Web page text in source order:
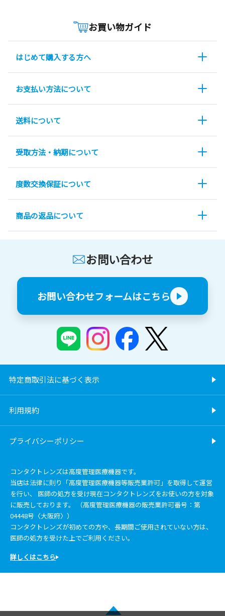
お買い物ガイド
はじめて購入する方へ
お支払い方法について
送料について
受取方法・納期について
度数交換保証について
商品の返品について
お問い合わせ
お問い合わせフォームはこちら
特定商取引法に基づく表示
利用規約
プライバシーポリシー
コンタクトレンズは高度管理医療機器です。
当店は法律に則り「高度管理医療機器等販売業許可」を取得して運営
を行い、 医師の処方を受け現在コンタクトレンズをお使いの方を対象
に販売しております。 （高度管理医療機器の販売業許可番号：第
04448号〈大阪府〉）
コンタクトレンズが初めての方や、長期間ご使用されていない方は、
医師の処方を受けた上でご利用ください。
詳しくはこちら